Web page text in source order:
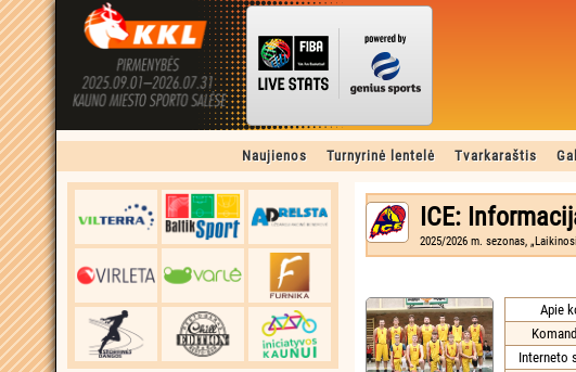
Naujienos Turnyrinė lentelė Tvarkaraštis
ICE:
2025/2026 m. sezonas,
Apie
Interneto